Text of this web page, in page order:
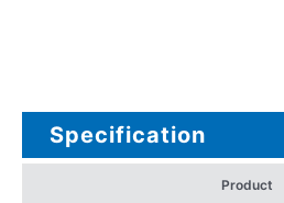
Specification
Product